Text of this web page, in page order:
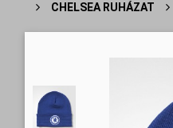
>
CHELSEA RUHÁZAT >